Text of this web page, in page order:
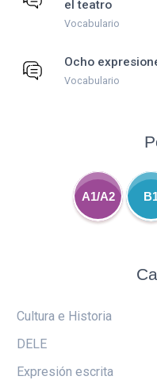
el teatro
Vocabulario
Ocho
Vocabulario
A1/A2
Cultura e Historia
DELE
Expresión escrita